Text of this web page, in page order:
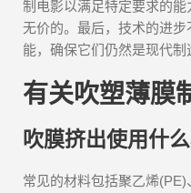
制电影以满足特定要求的
无价的。最后，技术的进
能，确保它们仍然是现代制
有关吹塑薄膜
吹膜挤出使用什么
常见的材料包括聚乙烯